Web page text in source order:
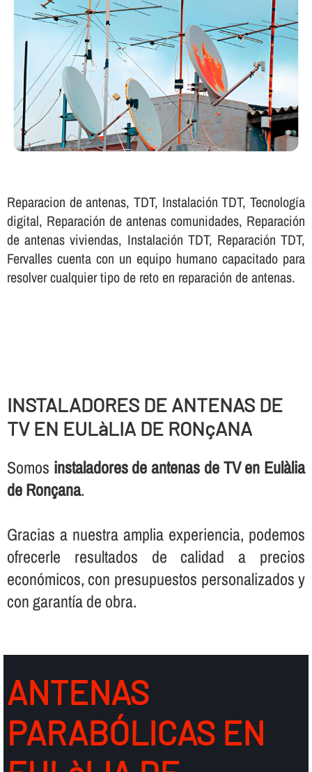
Reparacion de antenas, TDT, Instalación TDT, Tecnologí­a
digital, Reparación de antenas comunidades, Reparación
de antenas viviendas, Instalación TDT, Reparación TDT,
Fervalles cuenta con un equipo humano capacitado para
resolver cualquier tipo de reto en reparación de antenas.
INSTALADORES DE ANTENAS DE
TV EN EULàLIA DE RONçANA
Somos instaladores de antenas de TV en Eulàlia
de Ronçana.
Gracias a nuestra amplia experiencia, podemos
ofrecerle resultados de calidad a precios
económicos, con presupuestos personalizados y
con garantí­a de obra.
ANTENAS
PARABÓLICAS EN